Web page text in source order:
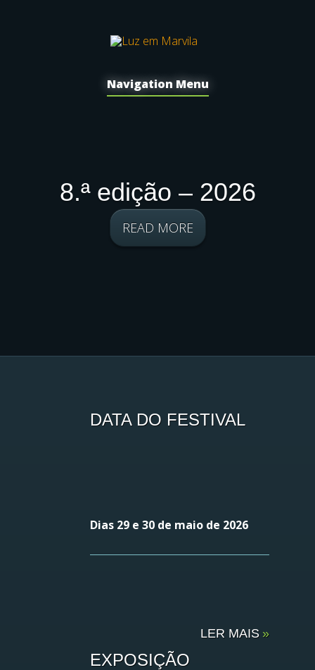
Navigation Menu
8.ª edição – 2026
READ MORE
DATA DO FESTIVAL
Dias 29 e 30 de maio de 2026
LER MAIS »
EXPOSIÇÃO